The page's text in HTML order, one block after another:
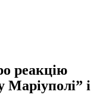
реакцію
Маріуполі” і